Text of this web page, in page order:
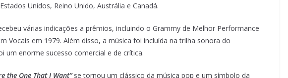
Unidos, Reino Unido, Austrália e Canadá.
várias indicações a prêmios, incluindo o Grammy de Melhor Performance
Vocais em 1979. Além disso, a música foi incluída na trilha sonora do
um enorme sucesso comercial e de crítica.
the One That I Want”se tornou um clássico da música pop e um símbolo da